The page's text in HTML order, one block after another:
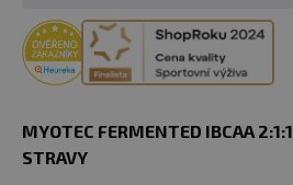
MYOTEC FERMENTED IBCAA
STRAVY